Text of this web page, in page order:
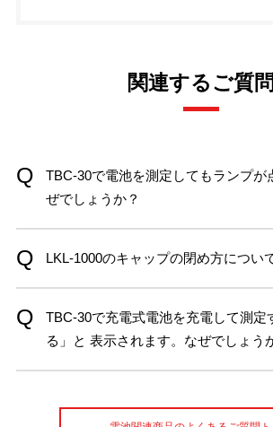
関連するご質問
TBC-30で電池を測定してもランプが
ぜでしょうか？
LKL-1000のキャップの閉め方につい
TBC-30で充電式電池を充電して測定
る」と 表示されます。なぜでしょう